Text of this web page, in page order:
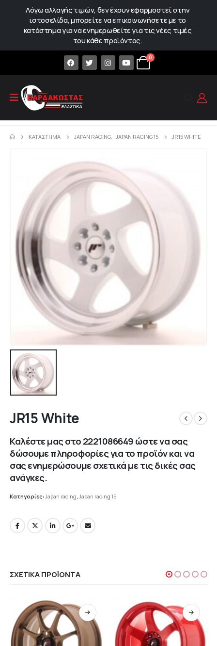
Λόγω αλλαγής τιμών, δεν έχουν εφαρμοστεί στην
ιστοσελίδα, μπορείτε να επικοινωνήσετε με το
κατάστημα για να ενημερωθείτε για τις νέες τιμές
του κάθε προϊόντος.
0
ΚΑΤΆΣΤΗΜΑ JAPAN RACING JAPAN RACING 15 JR15 WHITE
JR15 White
Καλέστε μας στο2221086649ώστε να σας
δώσουμε πληροφορίες για το προϊόν και να
σας ενημερώσουμε σχετικά με τις δικές σας
ανάγκες.
Κατηγορίες: Japan racing Japan racing 15
ΣΧΕΤΙΚΆ ΠΡΟΪΌΝΤΑ